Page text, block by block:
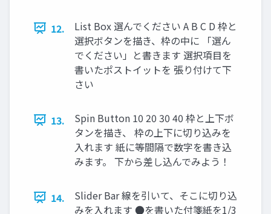
12.
List Box 選んでください A B C D 枠と
選択ボタンを描き、枠の中に 「選ん
でください」と書きます 選択項目を
書いたポストイットを 張り付けて下
さい
13.
Spin Button 10 20 30 40 枠と上下ボ
タンを描き、 枠の上下に切り込みを
入れます 紙に等間隔で数字を書き込
みます。 下から差し込んでみよう！
14.
Slider Bar 線を引いて、そこに切り込
みを入れます ●を書いた付箋紙を1/3